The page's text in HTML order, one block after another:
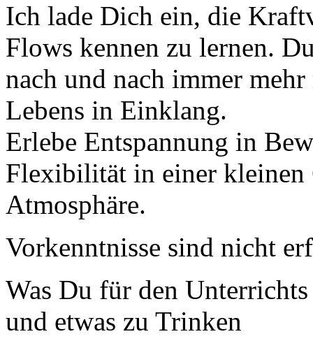
Ich lade Dich ein, die
Flows kennen zu lernen.
nach und nach immer
Lebens in Einklang.
Erlebe Entspannung in
Flexibilität in einer kleinen
Atmosphäre.
Vorkenntnisse sind nicht
Was Du für den
und etwas zu Trinken